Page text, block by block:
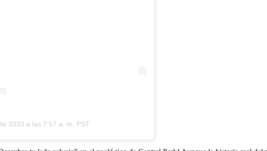
2020 a las 7:57 a. m. PST